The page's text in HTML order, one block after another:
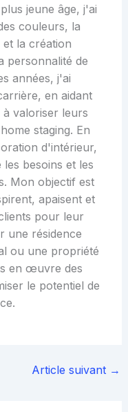
jeune âge, j'ai
couleurs, la
et la création
personnalité de
années, j'ai
en aidant
valoriser leurs
staging. En
d'intérieur,
besoins et les
Mon objectif est
apaisent et
pour leur
une résidence
ou une propriété
en œuvre des
le potentiel de
Article suivant →